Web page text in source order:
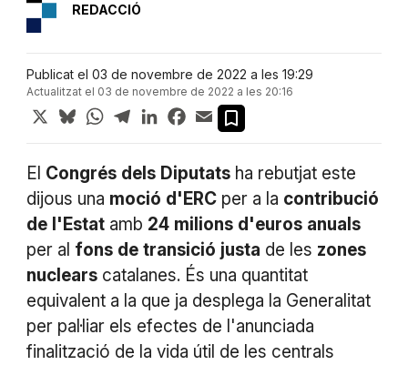
REDACCIÓ
Publicat el 03 de novembre de 2022 a les 19:29
Actualitzat el 03 de novembre de 2022 a les 20:16
X BlueskyWhatsApp
TelegramLinkedInFacebook
Email
El Congrés dels Diputatsha rebutjat este
dijous una moció d'ERCper a la contribució
de l'Estatamb 24 milions d'euros anuals
per al fons de transició justa de les zones
nuclearscatalanes. És una quantitat
equivalent a la que ja desplega la Generalitat
per pal·liar els efectes de l'anunciada
finalització de la vida útil de les centrals